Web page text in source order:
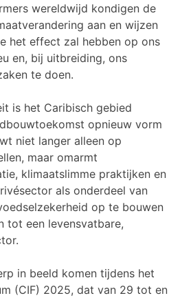
wereldwijd kondigen de
aan en wijzen
het effect zal hebben op ons
en, bij uitbreiding, ons
te doen.
is het Caribisch gebied
opnieuw vorm
niet langer alleen op
maar omarmt
klimaatslimme praktijken en
als onderdeel van
op te bouwen
tot een levensvatbare,
in beeld komen tijdens het
(CIF) 2025, dat van 29 tot en